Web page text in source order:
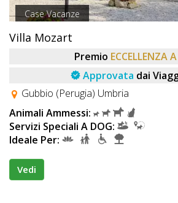
Case Vacanze
Villa Mozart
Premio ECCELLENZA
Approvata dai
Gubbio (Perugia) Umbria
Animali Ammessi:
Servizi Speciali A DOG:
Ideale Per:
Vedi